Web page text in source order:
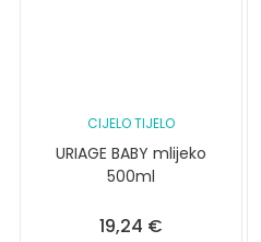
CIJELO TIJELO
URIAGE BABY mlijeko
500ml
19,24 €